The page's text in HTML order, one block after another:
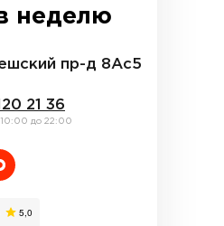
неделю
пр-д 8Ас5
21 36
до 22:00